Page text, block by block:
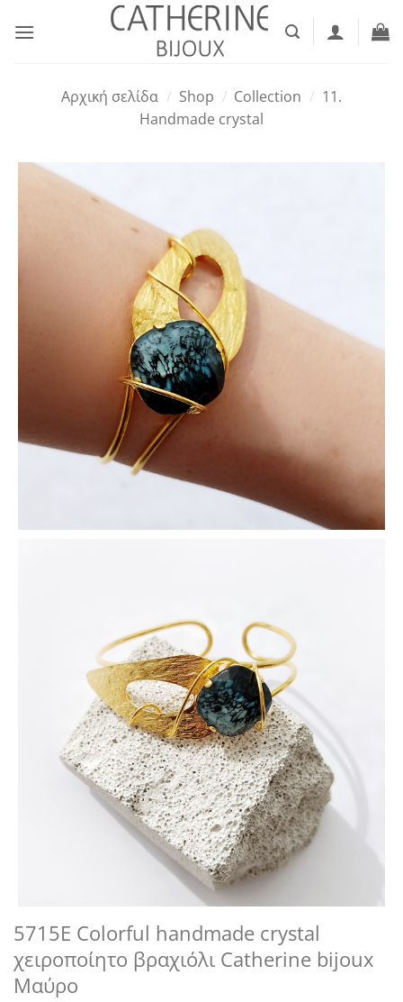
στο
Αρχική σελίδα / Shop / Collection / 11.
Handmade crystal
5715E Colorful handmade crystal
χειροποίητο βραχιόλι Catherine bijoux
Μαύρο